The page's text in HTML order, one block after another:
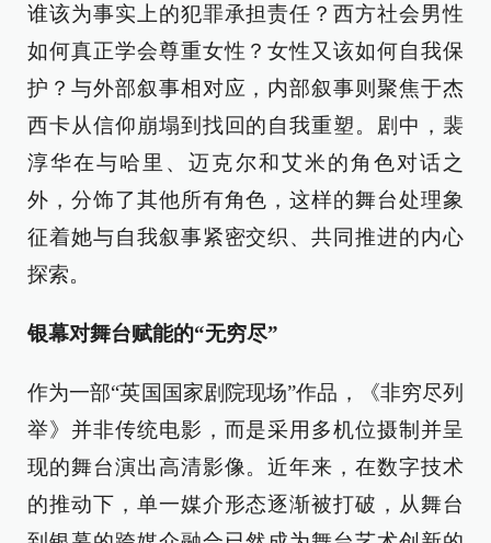
谁该为事实上的犯罪承担责任？西方社会男性
如何真正学会尊重女性？女性又该如何自我保
护？与外部叙事相对应，内部叙事则聚焦于杰
西卡从信仰崩塌到找回的自我重塑。剧中，裴
淳华在与哈里、迈克尔和艾米的角色对话之
外，分饰了其他所有角色，这样的舞台处理象
征着她与自我叙事紧密交织、共同推进的内心
探索。
银幕对舞台赋能的“无穷尽”
作为一部“英国国家剧院现场”作品，《非穷尽列
举》并非传统电影，而是采用多机位摄制并呈
现的舞台演出高清影像。近年来，在数字技术
的推动下，单一媒介形态逐渐被打破，从舞台